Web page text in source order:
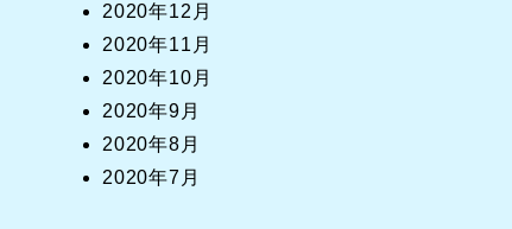
2020年12月
2020年11月
2020年10月
2020年9月
2020年8月
2020年7月